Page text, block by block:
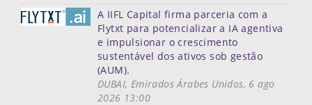
A IIFL Capital firma parceria com a
Flytxt para potencializar a IA agentiva
e impulsionar o crescimento
sustentável dos ativos sob gestão
(AUM).
DUBAI, Emirados Árabes Unidos, 6 ago
2026 13:00